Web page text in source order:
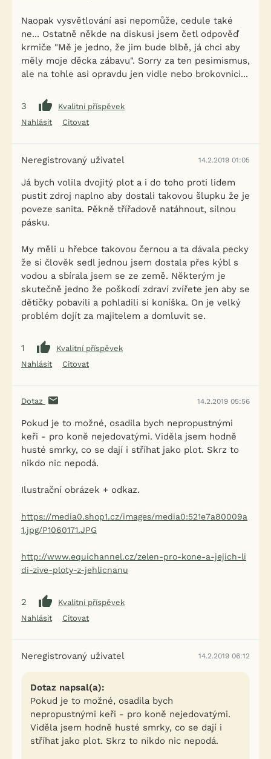
Naopak vysvětlování asi nepomůže, cedule také
ne... Ostatně někde na diskusi jsem četl odpověď
krmiče "Mě je jedno, že jim bude blbě, já chci aby
měly moje děcka zábavu". Sorry za ten pesimismus,
ale na tohle asi opravdu jen vidle nebo brokovnici...
3
Kvalitní příspěvek
Nahlásit
Citovat
Neregistrovaný uživatel 14.2.2019 01:05
Já bych volila dvojitý plot a i do toho proti lidem
pustit zdroj naplno aby dostali takovou šlupku že je
poveze sanita. Pěkně třířadově natáhnout, silnou
pásku.
My měli u hřebce takovou černou a ta dávala pecky
že si člověk sedl jednou jsem dostala přes kýbl s
vodou a sbírala jsem se ze země. Některým je
skutečně jedno že poškodí zdraví zvířete jen aby se
dětičky pobavili a pohladili si koníška. On je velký
problém dojít za majitelem a domluvit se.
1
Kvalitní příspěvek
Nahlásit
Citovat
Dotaz 14.2.2019 05:56
Pokud je to možné, osadila bych nepropustnými
keři - pro koně nejedovatými. Viděla jsem hodně
husté smrky, co se dají i stříhat jako plot. Skrz to
nikdo nic nepodá.
Ilustrační obrázek + odkaz.
https://media0.shop1.cz/images/media0:521e7a80009a
1.jpg/P1060171.JPG
http://www.equichannel.cz/zelen-pro-kone-a-jejich-li
di-zive-ploty-z-jehlicnanu
2
Kvalitní příspěvek
Nahlásit
Citovat
Neregistrovaný uživatel 14.2.2019 06:12
Dotaz napsal(a):
Pokud je to možné, osadila bych
nepropustnými keři - pro koně nejedovatými.
Viděla jsem hodně husté smrky, co se dají i
stříhat jako plot. Skrz to nikdo nic nepodá.